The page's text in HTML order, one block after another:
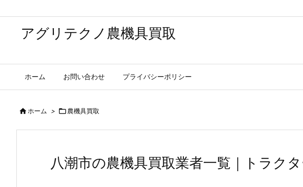
アグリテクノ農機具買取
ホーム お問い合わせ プライバシーポリシー
ホーム > 農機具買取
八潮市の農機具買取業者一覧｜トラク